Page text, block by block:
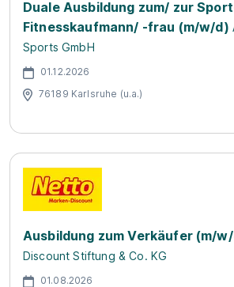
Duale Ausbildung zum/ zur
Fitnesskaufmann/ -frau (m/w/d)
Sports GmbH
01.12.2026
76189 Karlsruhe (u.a.)
Ausbildung zum Verkäufer (m/
Discount Stiftung & Co. KG
01.08.2026